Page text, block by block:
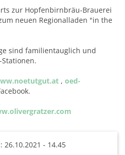
zur Hopfenbirnbräu-Brauerei
neuen Regionalladen "in the
sind familientauglich und
, oed-
- 14.45